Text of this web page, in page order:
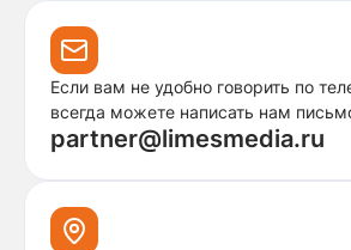
Если вам не удобно говорить по
всегда можете написать нам
partner@limesmedia.ru